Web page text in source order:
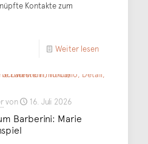
Kontakte zum
Weiter lesen
von 16. Juli 2026
Barberini: Marie